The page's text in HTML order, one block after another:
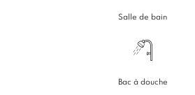
Salle de bain
Bac à douche